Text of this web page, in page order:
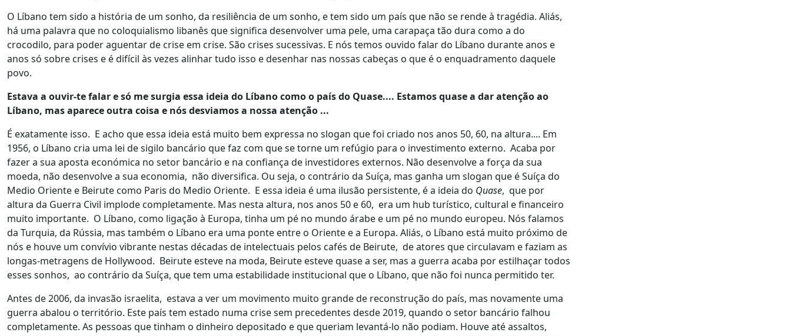
O Líbano tem sido a história de um sonho, da resiliência de um sonho, e tem sido um país que não se rende à tragédia. Aliás,
há uma palavra que no coloquialismo libanês que significa desenvolver uma pele, uma carapaça tão dura como a do
crocodilo, para poder aguentar de crise em crise. São crises sucessivas. E nós temos ouvido falar do Líbano durante anos e
anos só sobre crises e é difícil às vezes alinhar tudo isso e desenhar nas nossas cabeças o que é o enquadramento daquele
povo.
Estava a ouvir-te falar e só me surgia essa ideia do Líbano como o país do Quase.... Estamos quase a dar atenção ao
Líbano, mas aparece outra coisa e nós desviamos a nossa atenção ...
É exatamente isso. E acho que essa ideia está muito bem expressa no slogan que foi criado nos anos 50, 60, na altura.... Em
1956, o Líbano cria uma lei de sigilo bancário que faz com que se torne um refúgio para o investimento externo. Acaba por
fazer a sua aposta económica no setor bancário e na confiança de investidores externos. Não desenvolve a força da sua
moeda, não desenvolve a sua economia, não diversifica. Ou seja, o contrário da Suíça, mas ganha um slogan que é Suíça do
Medio Oriente e Beirute como Paris do Medio Oriente. E essa ideia é uma ilusão persistente, é a ideia do Quase, que por
altura da Guerra Civil implode completamente. Mas nesta altura, nos anos 50 e 60, era um hub turístico, cultural e financeiro
muito importante. O Líbano, como ligação à Europa, tinha um pé no mundo árabe e um pé no mundo europeu. Nós falamos
da Turquia, da Rússia, mas também o Líbano era uma ponte entre o Oriente e a Europa. Aliás, o Líbano está muito próximo de
nós e houve um convívio vibrante nestas décadas de intelectuais pelos cafés de Beirute, de atores que circulavam e faziam as
longas-metragens de Hollywood. Beirute esteve na moda, Beirute esteve quase a ser, mas a guerra acaba por estilhaçar todos
esses sonhos, ao contrário da Suíça, que tem uma estabilidade institucional que o Líbano, que não foi nunca permitido ter.
Antes de 2006, da invasão israelita, estava a ver um movimento muito grande de reconstrução do país, mas novamente uma
guerra abalou o território. Este país tem estado numa crise sem precedentes desde 2019, quando o setor bancário falhou
completamente. As pessoas que tinham o dinheiro depositado e que queriam levantá-lo não podiam. Houve até assaltos,